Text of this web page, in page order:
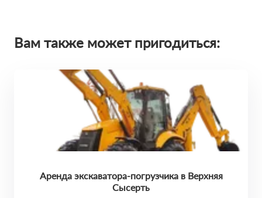
Вам также может пригодиться:
Аренда экскаватора-погрузчика в Верхняя
Сысерть